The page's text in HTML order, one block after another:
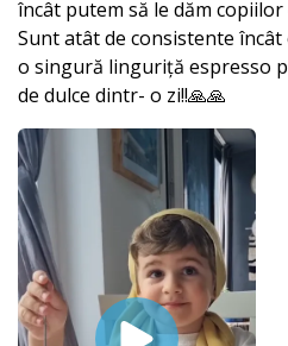
încât putem să le dăm
Sunt atât de consistente
o singură linguriță espresso
de dulce dintr- o zi!!🙏🙏